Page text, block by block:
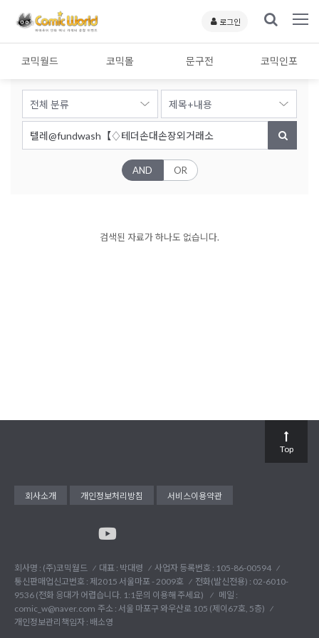
로그인
코믹월드 코믹몰 문구전 코믹인포
AND OR
검색된 자료가 하나도 없습니다.
회사소개 개인정보처리방침 서비스이용약관
회사명 : (주)코믹월드 대표 : 박대령
사업자 등록번호 : 105-86-00594
통신판매업신고번호 : 제2015 서울마포 - 2009호
전화(발신전용) : 02-6010-
9536 (전화 응대가 어렵습니다. 1:1문의 이용해 주세요)
메일 :
comic_w@naver.com 주소 : 서울 마포구 와우산로 105 (제이67호, 5층)
개인정보관리책임자 : 배소영
Top